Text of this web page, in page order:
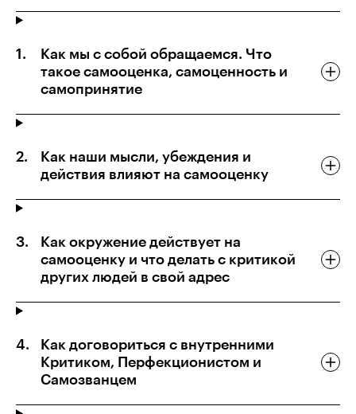
Как мы с собой обращаемся. Что
такое самооценка, самоценность и
самопринятие
Как наши мысли, убеждения и
действия влияют на самооценку
Как окружение действует на
самооценку и что делать с критикой
других людей в свой адрес
Как договориться с внутренними
Критиком, Перфекционистом и
Самозванцем